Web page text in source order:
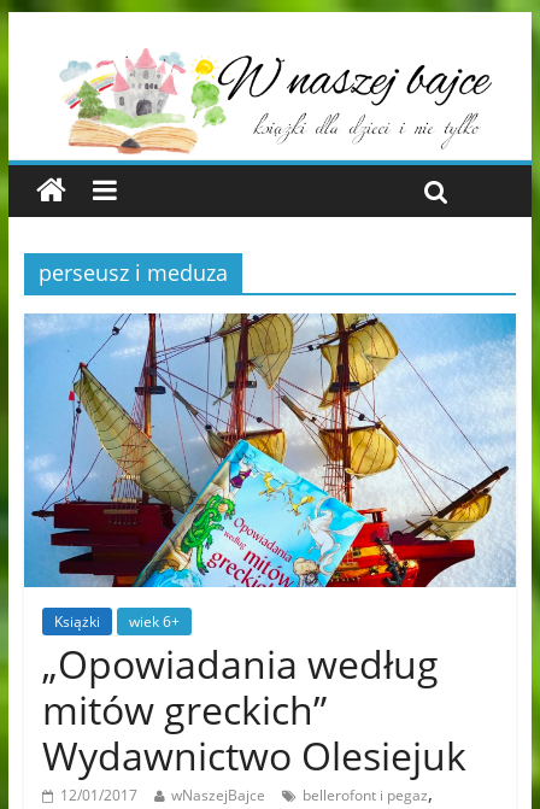
perseusz i meduza
Książki wiek 6+
„Opowiadania według
mitów greckich”
Wydawnictwo Olesiejuk
12/01/2017 wNaszejBajce bellerofont i pegaz,